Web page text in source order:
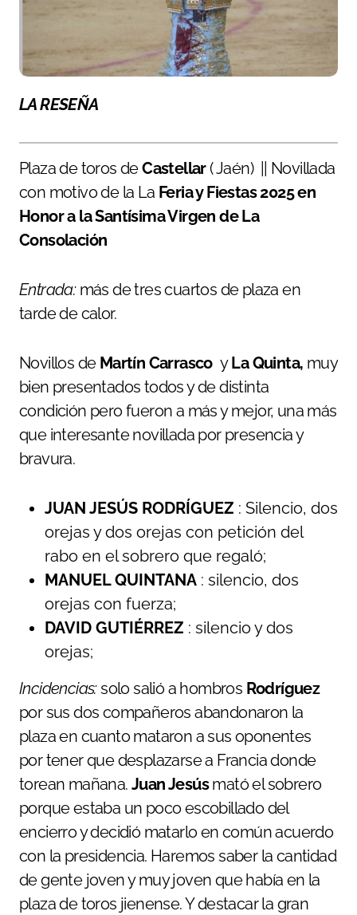
LA RESEÑA
Plaza de toros deCastellar( Jaén) || Novillada
con motivo de la La Feria y Fiestas 2025 en
Honor a la Santísima Virgen de La
Consolación
Entrada:más de tres cuartos de plaza en
tarde de calor.
Novillos de Martín Carrasco yLa Quinta, muy
bien presentados todos y de distinta
condición pero fueron a más y mejor, una más
que interesante novillada por presencia y
bravura.
JUAN JESÚS RODRÍGUEZ : Silencio, dos
orejas y dos orejas con petición del
rabo en el sobrero que regaló;
MANUEL QUINTANA : silencio, dos
orejas con fuerza;
DAVID GUTIÉRREZ : silencio y dos
orejas;
Incidencias:solo salió a hombros Rodríguez
por sus dos compañeros abandonaron la
plaza en cuanto mataron a sus oponentes
por tener que desplazarse a Francia donde
torean mañana. Juan Jesúsmató el sobrero
porque estaba un poco escobillado del
encierro y decidió matarlo en común acuerdo
con la presidencia. Haremos saber la cantidad
de gente joven y muy joven que había en la
plaza de toros jienense. Y destacar la gran